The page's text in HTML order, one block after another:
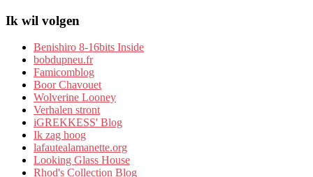
Ik wil volgen
Benishiro 8-16bits Inside
bobdupneu.fr
Famicomblog
Boor Chavouet
Wolverine Looney
Verhalen stront
iGREKKESS' Blog
Ik zag hoog
lafautealamanette.org
Looking Glass House
Rhod's Collection Blog